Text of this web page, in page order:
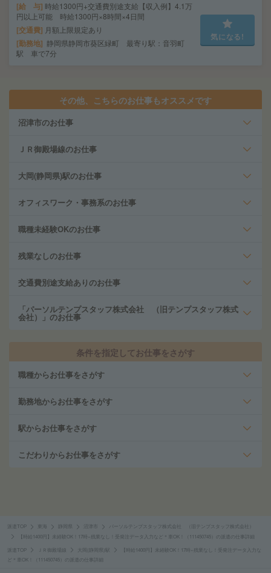
給 与 時給1300円+交通費別途支給【収入例】4.1万
円以上可能 時給1300円×8時間×4日間
交通費 月額上限規定あり
勤務地
静岡県静岡市葵区緑町 最寄り駅：音羽町
駅 車で7分
気になる!
その他、こちらのお仕事もオススメです
沼津市のお仕事
ＪＲ御殿場線のお仕事
大岡(静岡県)駅のお仕事
オフィスワーク・事務系のお仕事
職種未経験OKのお仕事
残業なしのお仕事
交通費別途支給ありのお仕事
「パーソルテンプスタッフ株式会社 （旧テンプスタッフ株式
会社）」のお仕事
条件を指定してお仕事をさがす
職種からお仕事をさがす
勤務地からお仕事をさがす
駅からお仕事をさがす
こだわりからお仕事をさがす
派遣TOP 東海 静岡県 沼津市
パーソルテンプスタッフ株式会社 （旧テンプスタッフ株式会社）
【時給1400円】未経験OK！17時×残業なし！受発注データ入力など＊車OK！（111450745）の派遣の仕事詳細
派遣TOP ＪＲ御殿場線 大岡(静岡県)駅
【時給1400円】未経験OK！17時×残業なし！受発注データ入力な
ど＊車OK！（111450745）の派遣の仕事詳細